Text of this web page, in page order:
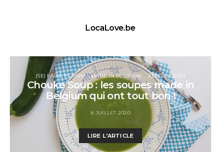
LocaLove.be
(SE) FAIRE PLAISIR MADE IN BELGIUM ZÉRO DÉCHET
Chouke Soup : les soupes made in
Belgium qui ont tout bon !
8 JUILLET 2020
LIRE L'ARTICLE